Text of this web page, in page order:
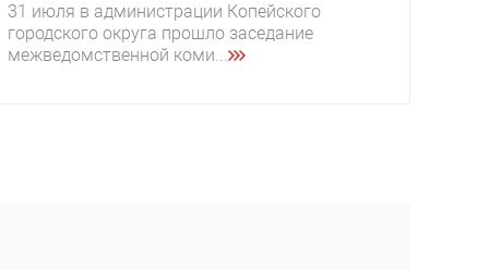
31 июля в администрации Копейского
городского округа прошло заседание
межведомственной коми...